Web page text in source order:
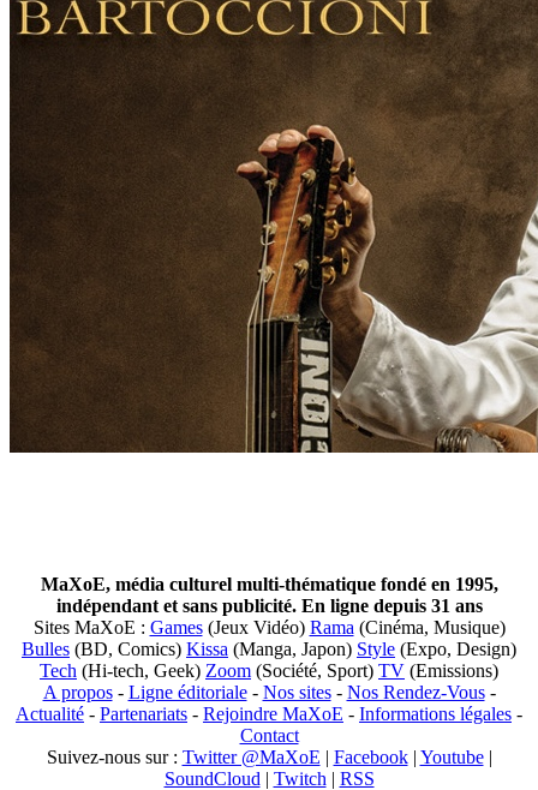
MaXoE, média culturel multi-thématique fondé en 1995,
indépendant et sans publicité. En ligne depuis 31 ans
Sites MaXoE : Games(Jeux Vidéo) Rama (Cinéma, Musique)
Bulles (BD, Comics) Kissa (Manga, Japon) Style (Expo, Design)
Tech (Hi-tech, Geek) Zoom (Société, Sport) TV (Emissions)
A propos- Ligne éditoriale- Nos sites- Nos Rendez-Vous-
Actualité - Partenariats - Rejoindre MaXoE - Informations légales -
Contact
Suivez-nous sur : Twitter @MaXoE | Facebook| Youtube|
SoundCloud | Twitch | RSS